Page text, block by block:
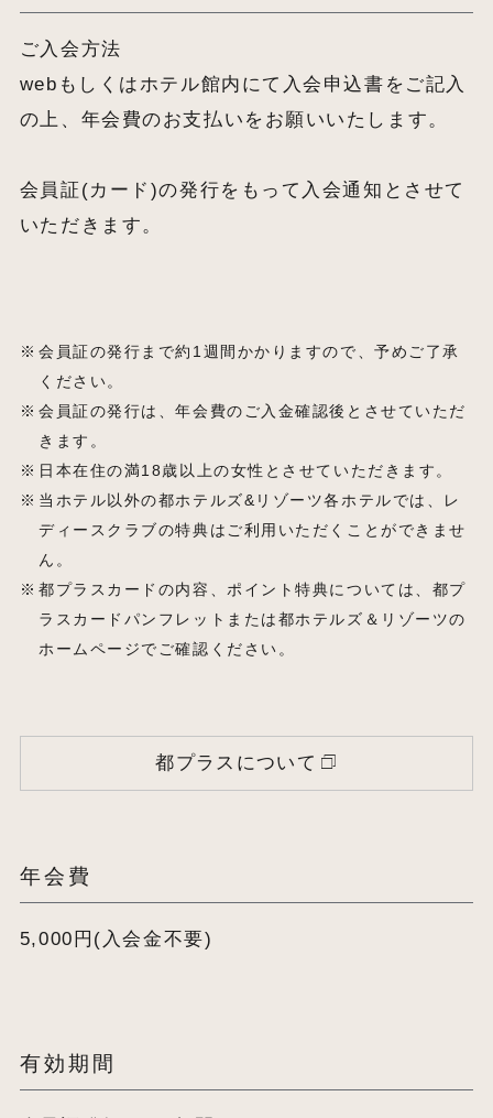
ご入会方法
webもしくはホテル館内にて入会申込書をご記入
の上、年会費のお支払いをお願いいたします。
会員証(カード)の発行をもって入会通知とさせて
いただきます。
会員証の発行まで約1週間かかりますので、予めご了承
ください。
会員証の発行は、年会費のご入金確認後とさせていただ
きます。
日本在住の満18歳以上の女性とさせていただきます。
当ホテル以外の都ホテルズ&リゾーツ各ホテルでは、レ
ディースクラブの特典はご利用いただくことができませ
ん。
都プラスカードの内容、ポイント特典については、都プ
ラスカードパンフレットまたは都ホテルズ＆リゾーツの
ホームページでご確認ください。
都プラスについて
年会費
5,000円(入会金不要)
有効期間